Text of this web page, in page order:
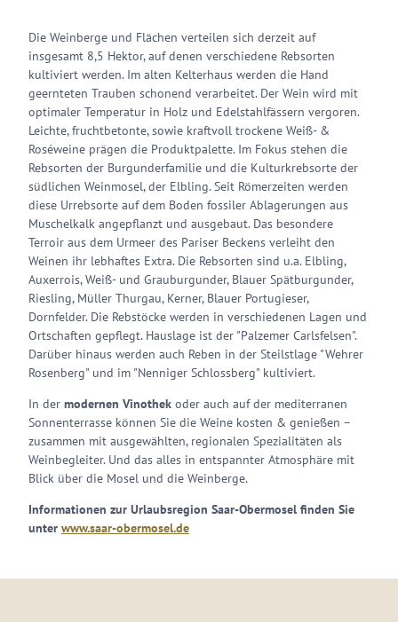
Die Weinberge und Flächen verteilen sich derzeit auf
insgesamt 8,5 Hektor, auf denen verschiedene Rebsorten
kultiviert werden. Im alten Kelterhaus werden die Hand
geernteten Trauben schonend verarbeitet. Der Wein wird mit
optimaler Temperatur in Holz und Edelstahlfässern vergoren.
Leichte, fruchtbetonte, sowie kraftvoll trockene Weiß- &
Roséweine prägen die Produktpalette. Im Fokus stehen die
Rebsorten der Burgunderfamilie und die Kulturkrebsorte der
südlichen Weinmosel, der Elbling. Seit Römerzeiten werden
diese Urrebsorte auf dem Boden fossiler Ablagerungen aus
Muschelkalk angepflanzt und ausgebaut. Das besondere
Terroir aus dem Urmeer des Pariser Beckens verleiht den
Weinen ihr lebhaftes Extra. Die Rebsorten sind u.a. Elbling,
Auxerrois, Weiß- und Grauburgunder, Blauer Spätburgunder,
Riesling, Müller Thurgau, Kerner, Blauer Portugieser,
Dornfelder. Die Rebstöcke werden in verschiedenen Lagen und
Ortschaften gepflegt. Hauslage ist der "Palzemer Carlsfelsen".
Darüber hinaus werden auch Reben in der Steilstlage "Wehrer
Rosenberg" und im "Nenniger Schlossberg" kultiviert.
In der modernen Vinothek oder auch auf der mediterranen
Sonnenterrasse können Sie die Weine kosten & genießen –
zusammen mit ausgewählten, regionalen Spezialitäten als
Weinbegleiter. Und das alles in entspannter Atmosphäre mit
Blick über die Mosel und die Weinberge.
Informationen zur Urlaubsregion Saar-Obermosel finden Sie
unter www.saar-obermosel.de